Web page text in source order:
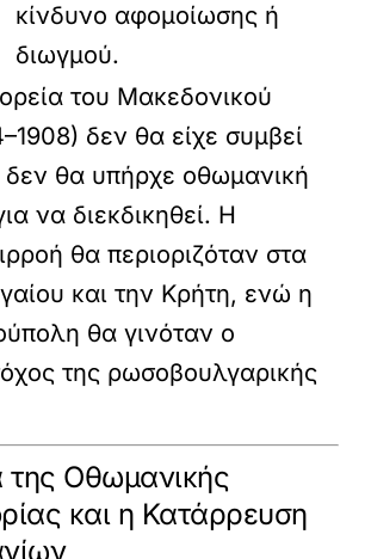
κίνδυνο αφομοίωσης ή
διωγμού.
του Μακεδονικού
δεν θα είχε συμβεί
θα υπήρχε οθωμανική
να διεκδικηθεί. Η
θα περιοριζόταν στα
και την Κρήτη, ενώ η
θα γινόταν ο
της ρωσοβουλγαρικής
Οθωμανικής
και η Κατάρρευση